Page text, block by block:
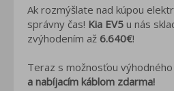
Ak rozmýšlate nad kúpou
správny čas! Kia EV5 u nás
zvýhodením až 6.640€!
Teraz s možnosťou
a nabíjacím káblom zdarma!